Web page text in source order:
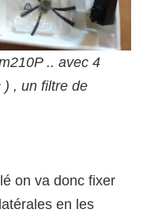
.. avec 4
) , un filtre de
on va donc fixer
en les